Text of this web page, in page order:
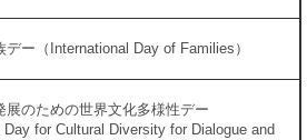
デー（International Day of Families）
展のための世界文化多様性デー
Day for Cultural Diversity for Dialogue and